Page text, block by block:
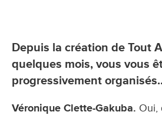
Depuis la création de Tout
quelques mois, vous vous
progressivement
Véronique Clette-Gakuba. Oui,